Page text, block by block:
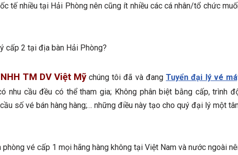
tế nhiều tại Hải Phòng nên cũng ít nhiều các cá nhân/tổ chức
cấp 2 tại địa bàn Hải Phòng?
TM DV Việt Mỹchúng tôi đã và đang Tuyển đại lý vé
nhu cầu đều có thể tham gia; Không phân biệt bằng cấp, trình
số vé bán hàng hàng;… những điều này tạo cho quý đại lý một
vé cấp 1 mọi hãng hàng không tại Việt Nam và nước ngoài